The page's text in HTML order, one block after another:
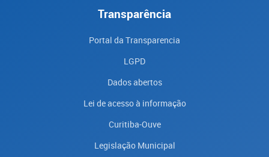
Transparência
Portal da Transparencia
LGPD
Dados abertos
Lei de acesso à informação
Curitiba-Ouve
Legislação Municipal